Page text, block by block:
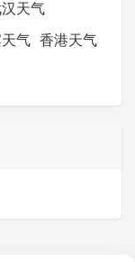
天气
气 香港天气